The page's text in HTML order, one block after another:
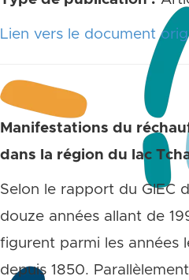
Lien vers le document
Manifestations du
dans la région du lac
Selon le rapport du GIEC
douze années allant de
figurent parmi les années
depuis 1850.